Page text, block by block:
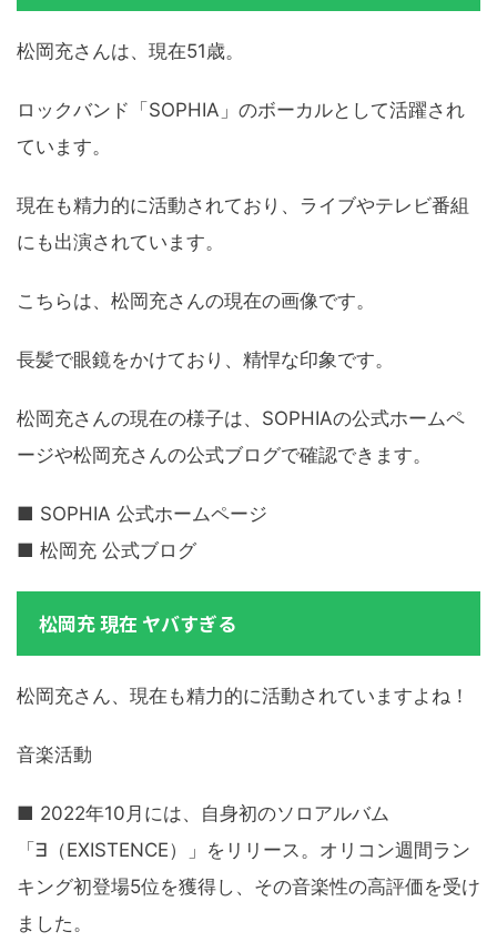
松岡充さんは、現在51歳。
ロックバンド「SOPHIA」のボーカルとして活躍され
ています。
現在も精力的に活動されており、ライブやテレビ番組
にも出演されています。
こちらは、松岡充さんの現在の画像です。
長髪で眼鏡をかけており、精悍な印象です。
松岡充さんの現在の様子は、SOPHIAの公式ホームペ
ージや松岡充さんの公式ブログで確認できます。
■ SOPHIA 公式ホームページ
■ 松岡充 公式ブログ
松岡充 現在 ヤバすぎる
松岡充さん、現在も精力的に活動されていますよね！
音楽活動
■ 2022年10月には、自身初のソロアルバム
「∃（EXISTENCE）」をリリース。オリコン週間ラン
キング初登場5位を獲得し、その音楽性の高評価を受け
ました。